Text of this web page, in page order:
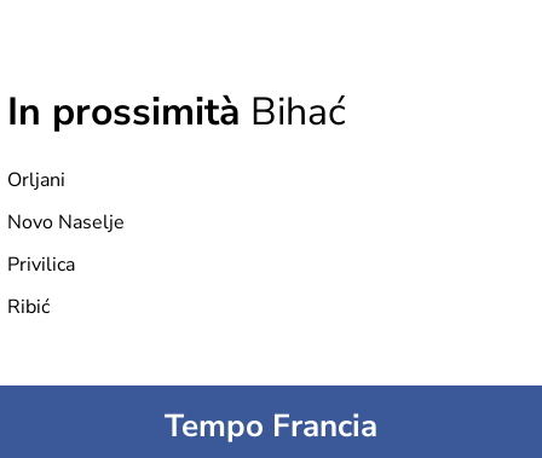
In prossimità Bihać
Orljani
Novo Naselje
Privilica
Ribić
Tempo Francia